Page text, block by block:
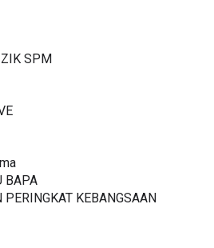
SPM
BAPA
KEBANGSAAN